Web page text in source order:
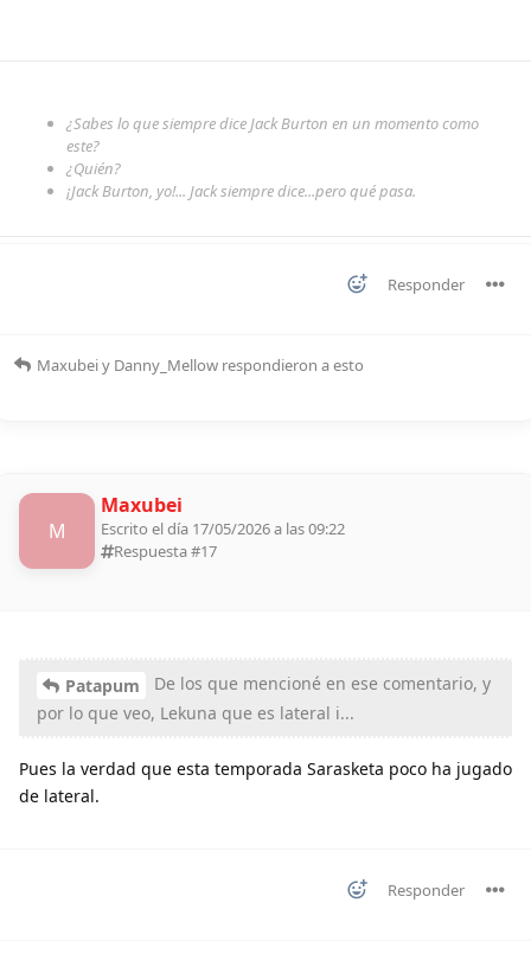
¿Sabes lo que siempre dice Jack Burton en un momento como
este?
¿Quién?
¡Jack Burton, yo!... Jack siempre dice...pero qué pasa.
Responder
Maxubeiy Danny_Mellow respondieron a esto
M
Maxubei
Escrito el día 17/05/2026 a las 09:22
Respuesta #17
Patapum
De los que mencioné en ese comentario, y
por lo que veo, Lekuna que es lateral i...
Pues la verdad que esta temporada Sarasketa poco ha jugado
de lateral.
Responder